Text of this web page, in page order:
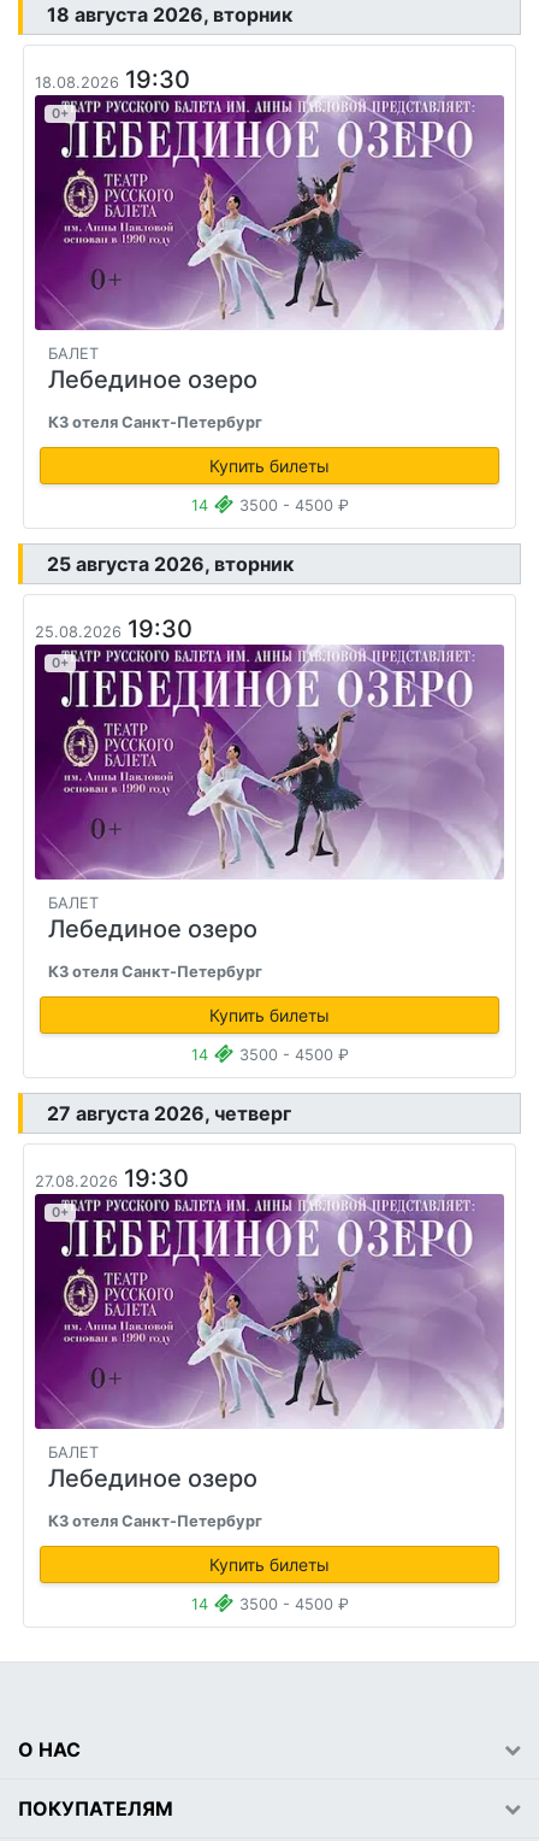
18 августа 2026, вторник
18.08.2026 19:30
0+
БАЛЕТ
Лебединое озеро
КЗ отеля Санкт-Петербург
Купить билеты
14 3500 - 4500 ₽
25 августа 2026, вторник
25.08.2026 19:30
0+
БАЛЕТ
Лебединое озеро
КЗ отеля Санкт-Петербург
Купить билеты
14 3500 - 4500 ₽
27 августа 2026, четверг
27.08.2026 19:30
0+
БАЛЕТ
Лебединое озеро
КЗ отеля Санкт-Петербург
Купить билеты
14 3500 - 4500 ₽
О НАС
ПОКУПАТЕЛЯМ